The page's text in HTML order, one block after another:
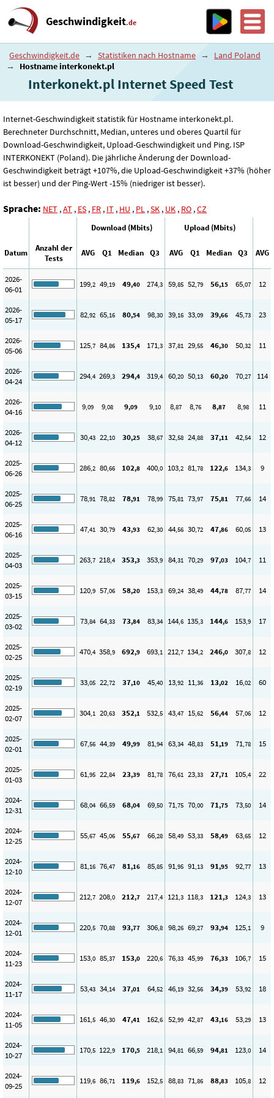
Geschwindigkeit.de
Geschwindigkeit.de → Statistiken nach Hostname →
Land Poland
→
Hostname interkonekt.pl
Interkonekt.pl Internet Speed ​​Test
Internet-Geschwindigkeit statistik für Hostname interkonekt.pl.
Berechneter Durchschnitt, Median, unteres und oberes Quartil für
Download-Geschwindigkeit, Upload-Geschwindigkeit und Ping. ISP
INTERKONEKT (Poland). Die jährliche Änderung der Download-
Geschwindigkeit beträgt +107%, die Upload-Geschwindigkeit +37% (höher
ist besser) und der Ping-Wert -15% (niedriger ist besser).
Sprache: NET ,AT , ES , FR , IT , HU , PL ,SK , UK , RO ,CZ
Download (Mbits) Upload (Mbits)
Datum
Anzahl der
Tests
AVG Q1 Median Q3 AVG Q1 Median Q3 AVG
2026-
06-01
199,2 49,19 49,40 274,3 59,85 52,79 56,15 65,07 12
2026-
05-17
82,92 65,16 80,54 98,30 39,16 33,09 39,66 45,73 23
2026-
05-06
125,7 84,86 135,4 171,3 37,81 29,55 46,30 50,32 11
2026-
04-24
294,4 269,3 294,4 319,4 60,20 50,13 60,20 70,27 114
2026-
04-16
9,09 9,08 9,09 9,10 8,87 8,76 8,87 8,98 11
2026-
04-12
30,43 22,10 30,25 38,67 32,58 24,88 37,11 42,54 12
2025-
06-26
286,2 80,66 102,8 400,0 103,2 81,78 122,6 134,3 9
2025-
06-25
78,91 78,82 78,91 78,99 75,81 73,97 75,81 77,66 14
2025-
06-16
47,41 30,79 43,93 62,30 44,56 30,72 47,86 60,05 13
2025-
04-03
263,7 218,4 353,3 353,9 84,31 70,29 97,03 104,7 11
2025-
03-15
120,9 57,06 58,20 153,3 69,24 38,49 44,78 87,77 14
2025-
03-02
73,84 64,33 73,84 83,34 144,6 135,3 144,6 153,9 17
2025-
02-25
470,4 358,9 692,9 693,1 212,7 134,2 246,0 307,8 12
2025-
02-19
33,05 22,72 37,10 45,40 13,92 11,36 13,02 16,02 60
2025-
02-07
304,1 20,63 352,1 532,5 43,47 15,62 56,44 57,06 12
2025-
02-01
67,56 44,39 49,99 81,94 63,34 48,83 51,19 71,78 15
2025-
01-03
61,95 22,84 23,39 81,78 76,61 23,33 27,71 105,4 22
2024-
12-31
68,04 66,59 68,04 69,50 71,75 70,00 71,75 73,50 14
2024-
12-25
55,67 45,06 55,67 66,28 58,49 53,33 58,49 63,65 12
2024-
12-10
81,16 76,47 81,16 85,85 91,95 91,13 91,95 92,77 13
2024-
12-07
212,7 208,0 212,7 217,4 121,3 118,3 121,3 124,3 13
2024-
12-01
220,5 70,88 93,77 306,8 98,26 69,27 93,94 125,1 9
2024-
11-23
153,0 85,37 153,0 220,6 76,33 45,99 76,33 106,7 15
2024-
11-17
53,43 34,14 37,01 64,52 46,19 32,56 34,39 53,92 18
2024-
11-05
161,5 46,30 47,41 162,6 52,99 42,87 43,16 53,29 13
2024-
10-27
170,5 122,9 170,5 218,1 94,81 66,59 94,81 123,0 14
2024-
09-25
119,6 86,71 119,6 152,5 88,83 71,86 88,83 105,8 12